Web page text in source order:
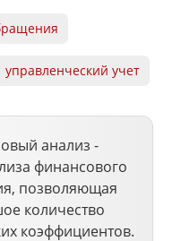
управленческий учет
анализ -
финансового
позволяющая
количество
коэффициентов.